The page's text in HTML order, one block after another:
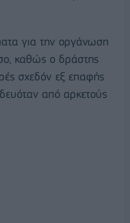
για την οργάνωση
καθώς ο δράστης
σχεδόν εξ επαφής
από αρκετούς